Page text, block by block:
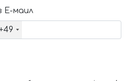
Е-маил